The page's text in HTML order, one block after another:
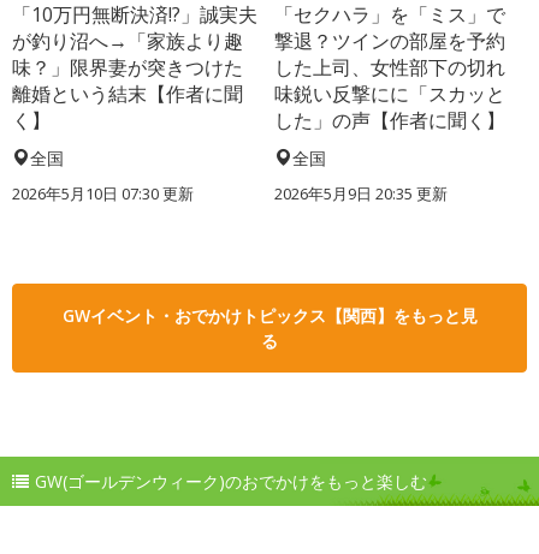
「10万円無断決済!?」誠実夫
が釣り沼へ→「家族より趣
味？」限界妻が突きつけた
離婚という結末【作者に聞
く】
全国
2026年5月10日 07:30 更新
「セクハラ」を「ミス」で
撃退？ツインの部屋を予約
した上司、女性部下の切れ
味鋭い反撃にに「スカッと
した」の声【作者に聞く】
全国
2026年5月9日 20:35 更新
GWイベント・おでかけトピックス【関西】をもっと見
る
GW(ゴールデンウィーク)のおでかけをもっと楽しむ